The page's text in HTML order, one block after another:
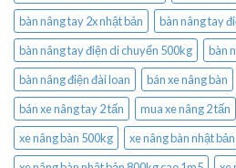
bàn nâng tay 2x nhật bản
bàn nâng tay
bàn nâng tay điện di chuyển 500kg
bàn
bàn nâng điện đài loan
bán xe nâng bàn
bán xe nâng tay 2 tấn
mua xe nâng 2 tấn
xe nâng bàn 500kg
xe nâng bàn nhật bản